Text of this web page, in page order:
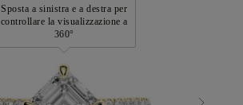
Sposta a sinistra e a destra per
controllare la visualizzazione a
360°